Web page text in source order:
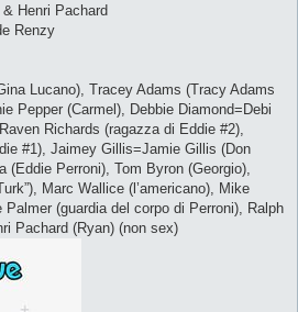
Henri Pachard
Renzy
Lucano), Tracey Adams (Tracy Adams
Pepper (Carmel), Debbie Diamond=Debi
Richards (ragazza di Eddie #2),
#1), Jaimey Gillis=Jamie Gillis (Don
Perroni), Tom Byron (Georgio),
Marc Wallice (l’americano), Mike
(guardia del corpo di Perroni), Ralph
Pachard (Ryan) (non sex)